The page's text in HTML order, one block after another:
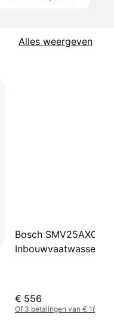
Alles weergeven
Bosch SMV25AX06E
Inbouwvaatwasser
€ 556
Of 3 betalingen van €